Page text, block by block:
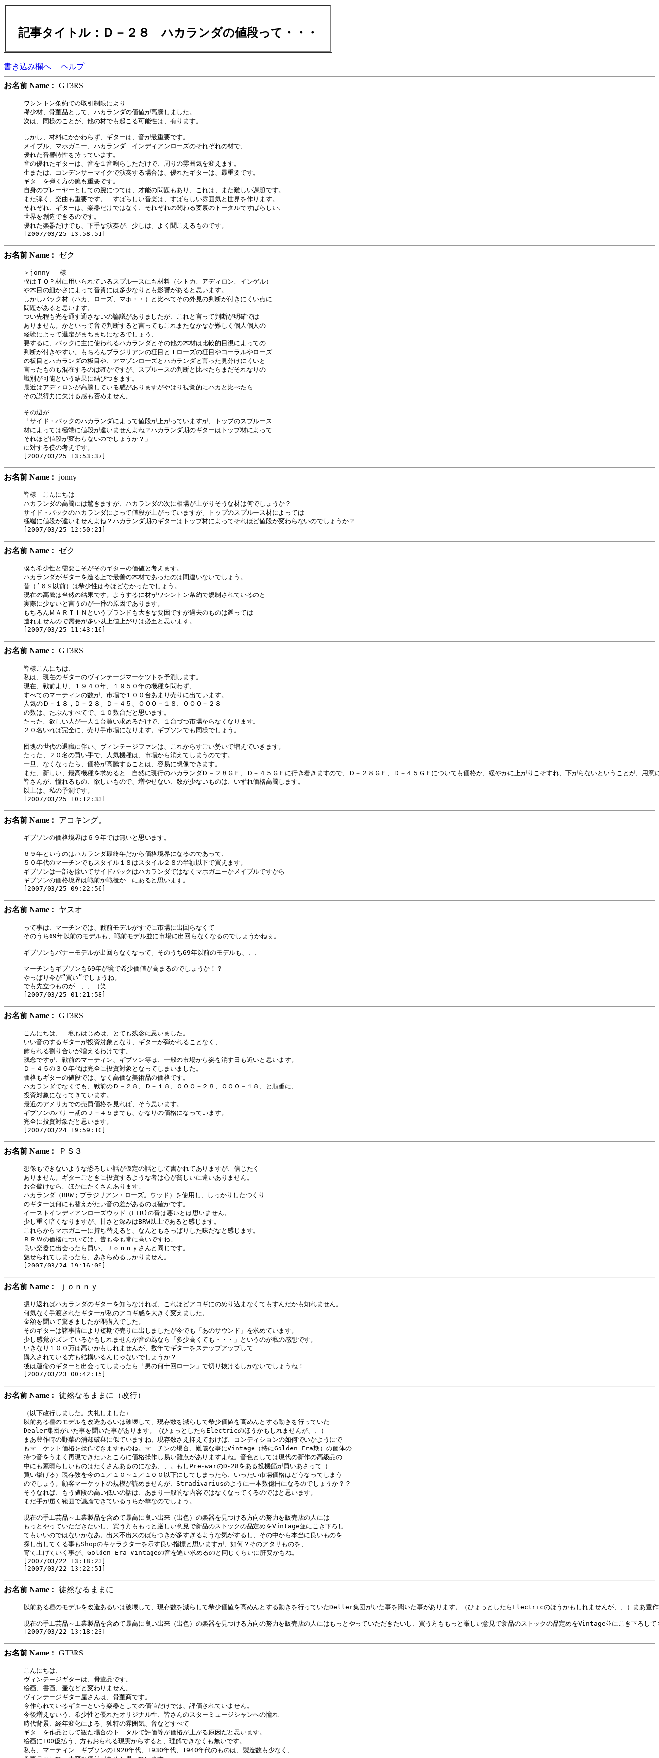
記事タイトル：Ｄ－２８ ハカランダの値段って・・・
書き込み欄へ ヘルプ
お名前 Name： GT3RS
ワシントン条約での取引制限により、
稀少材、骨董品として、ハカランダの価値が高騰しました。
次は、同様のことが、他の材でも起こる可能性は、有ります。
しかし、材料にかかわらず、ギターは、音が最重要です。
メイプル、マホガニー、ハカランダ、インディアンローズのそれぞれの材で、
優れた音響特性を持っています。
音の優れたギターは、音を１音鳴らしただけで、周りの雰囲気を変えます。
生または、コンデンサーマイクで演奏する場合は、優れたギターは、最重要です。
ギターを弾く方の腕も重要です。
自身のプレーヤーとしての腕につては、才能の問題もあり、これは、また難しい課題です。
また弾く、楽曲も重要です。　すばらしい音楽は、すばらしい雰囲気と世界を作ります。
それぞれ、ギターは、楽器だけではなく、それぞれの関わる要素のトータルですばらしい、
世界を創造できるのです。
優れた楽器だけでも、下手な演奏が、少しは、よく聞こえるものです。
お名前 Name： ゼク
＞jonny 　様
僕はＴＯＰ材に用いられているスプルースにも材料（シトカ、アディロン、インゲル）
や木目の細かさによって音質には多少なりとも影響があると思います。
しかしバック材（ハカ、ローズ、マホ・・）と比べてその外見の判断が付きにくい点に
問題があると思います。
つい先程も光を通す通さないの論議がありましたが、これと言って判断が明確では
ありません。かといって音で判断すると言ってもこれまたなかなか難しく個人個人の
経験によって選定がまちまちになるでしょう。
要するに、バックに主に使われるハカランダとその他の木材は比較的目視によっての
判断が付きやすい。もちろんブラジリアンの柾目とＩローズの柾目やコーラルやローズ
の板目とハカランダの板目や、アマゾンローズとハカランダと言った見分けにくいと
言ったものも混在するのは確かですが、スプルースの判断と比べたらまだそれなりの
識別が可能という結果に結びつきます。
最近はアディロンが高騰している感がありますがやはり視覚的にハカと比べたら
その説得力に欠ける感も否めません。
その辺が
「サイド・バックのハカランダによって値段が上がっていますが、トップのスプルース
材によっては極端に値段が違いませんよね？ハカランダ期のギターはトップ材によって
それほど値段が変わらないのでしょうか？」
に対する僕の考えです。
お名前 Name： jonny
皆様　こんにちは
ハカランダの高騰には驚きますが、ハカランダの次に相場が上がりそうな材は何でしょうか？
サイド・バックのハカランダによって値段が上がっていますが、トップのスプルース材によっては
極端に値段が違いませんよね？ハカランダ期のギターはトップ材によってそれほど値段が変わらないのでしょうか？
お名前 Name： ゼク
僕も希少性と需要こそがそのギターの価値と考えます。
ハカランダがギターを造る上で最善の木材であったのは間違いないでしょう。
昔（’６９以前）は希少性は今ほどなかったでしょう。
現在の高騰は当然の結果です。ようするに材がワシントン条約で規制されているのと
実際に少ないと言うのが一番の原因であります。
もちろんＭＡＲＴＩＮというブランドも大きな要因ですが過去のものは遡っては
造れませんので需要が多い以上値上がりは必至と思います。
お名前 Name： GT3RS
皆様こんにちは、
私は、現在のギターのヴィンテージマーケツトを予測します。
現在、戦前より、１９４０年、１９５０年の機種を問わず、
すべてのマーティンの数が、市場で１００台あまり売りに出ています。
人気のＤ－１８，Ｄ－２８、Ｄ－４５、ＯＯＯ－１８、ＯＯＯ－２８
の数は、たぶんすべてで、１０数台だと思います。
たった、欲しい人が一人１台買い求めるだけで、１台づつ市場からなくなります。
２０名いれば完全に、売り手市場になります。ギブソンでも同様でしょう。
団塊の世代の退職に伴い、ヴィンテージファンは、これからすごい勢いで増えていきます。
たった、２０名の買い手で、人気機種は、市場から消えてしまうのです。
一旦、なくなったら、価格が高騰することは、容易に想像できます。
また、新しい、最高機種を求めると、自然に現行のハカランダＤ－２８ＧＥ、Ｄ－４５ＧＥに行き着きますので、Ｄ－２８ＧＥ、Ｄ－４５ＧＥについても価格が、緩やかに上がりこそすれ、下がらないということが、用
皆さんが、憧れるもの、欲しいもので、増やせない、数が少ないものは、いずれ価格高騰します。
以上は、私の予測です。
お名前 Name： アコキング。
ギブソンの価格境界は６９年では無いと思います。
６９年というのはハカランダ最終年だから価格境界になるのであって、
５０年代のマーチンでもスタイル１８はスタイル２８の半額以下で買えます。
ギブソンは一部を除いてサイドパックはハカランダではなくマホガニーかメイプルですから
ギブソンの価格境界は戦前か戦後か、にあると思います。
お名前 Name： ヤスオ
って事は、マーチンでは、戦前モデルがすでに市場に出回らなくて
そのうち69年以前のモデルも、戦前モデル並に市場に出回らなくなるのでしょうかねぇ。
ギブソンもバナーモデルが出回らなくなって、そのうち69年以前のモデルも、、、
マーチンもギブソンも69年が境で希少価値が高まるのでしょうか！？
やっぱり今が”買い”でしょうね。
でも先立つものが、、、（笑
お名前 Name： GT3RS
こんにちは、　私もはじめは、とても残念に思いました。
いい音のするギターが投資対象となり、ギターが弾かれることなく、
飾られる割り合いが増えるわけです。
残念ですが、戦前のマーティン、ギブソン等は、一般の市場から姿を消す日も近いと思います。
Ｄ－４５の３０年代は完全に投資対象となってしまいました。
価格もギターの値段では、なく高価な美術品の価格です。
ハカランダでなくても、戦前のＤ－２８、Ｄ－１８、ＯＯＯ－２８、ＯＯＯ－１８、と順番に、
投資対象になってきています。
最近のアメリカでの売買価格を見れば、そう思います。
ギブソンのバナー期のＪ－４５までも、かなりの価格になっています。
完全に投資対象だと思います。
お名前 Name： ＰＳ３
想像もできないような恐ろしい話が仮定の話として書かれてありますが、信じたく
ありません。ギターごときに投資するような者は心が貧しいに違いありません。
お金儲けなら、ほかにたくさんあります。
ハカランダ（BRW；ブラジリアン・ローズ。ウッド）を使用し、しっかりしたつくり
のギターは何にも替えがたい音の差があるのは確かです。
イーストインディアンローズウッド（EIR)の音は悪いとは思いません。
少し重く暗くなりますが、甘さと深みはBRW以上であると感じます。
これらからマホガニーに持ち替えると、なんともさっぱりした味だなと感じます。
ＢＲＷの価格については、昔も今も常に高いですね。
良い楽器に出会ったら買い、Ｊｏｎｎｙさんと同じです。
魅せられてしまったら、あきらめるしかりません。
お名前 Name： ｊｏｎｎｙ
振り返ればハカランダのギターを知らなければ、これほどアコギにのめり込まなくてもすんだかも知れません。
何気なく手渡されたギターが私のアコギ感を大きく変えました。
金額を聞いて驚きましたが即購入でした。
そのギターは諸事情により短期で売りに出しましたが今でも「あのサウンド」を求めています。
少し感覚がズレているかもしれませんが音の為なら「多少高くても・・・」というのが私の感想です。
いきなり１００万は高いかもしれませんが、数年でギターをステップアップして
購入されている方も結構いるんじゃないでしょうか？
後は運命のギターと出会ってしまったら「男の何十回ローン」で切り抜けるしかないでしょうね！
お名前 Name： 徒然なるままに（改行）
（以下改行しました。失礼しました）
以前ある種のモデルを改造あるいは破壊して、現存数を減らして希少価値を高めんとする動きを行っていた
Dealer集団がいた事を聞いた事があります。（ひょっとしたらElectricのほうかもしれませんが、、）
まあ豊作時の野菜の消却破棄に似ていますね。現存数さえ抑えておけば、コンディションの如何でいかようにで
もマーケット価格を操作できますものね。マーチンの場合、難儀な事にVintage（特にGolden Era期）の個体の
持つ音をうまく再現できたいところに価格操作し易い難点がありますよね。音色としては現代の新作の高級品の
中にも素晴らしいものはたくさんあるのになあ、、。もしPre-warのD-28をある投機筋が買いあさって（
買い挙げる）現存数を今の１／１０～１／１００以下にしてしまったら、いったい市場価格はどうなってしまう
のでしょう。顧客マーケットの規模が読めませんが、Stradivariusのように一本数億円になるのでしょうか？？
そうなれば、もう値段の高い低いの話は、あまり一般的な内容ではなくなってくるのではと思います。
まだ手が届く範囲で議論できているうちが華なのでしょう。
現在の手工芸品～工業製品を含めて最高に良い出来（出色）の楽器を見つける方向の努力を販売店の人には
もっとやっていただきたいし、買う方ももっと厳しい意見で新品のストックの品定めをVintage並にこき下ろし
てもいいのではないかなあ。出来不出来のばらつきが多すぎるような気がするし、その中から本当に良いものを
探し出してくる事もShopのキャラクターを示す良い指標と思いますが、如何？そのアタリものを、
育て上げていく事が、Golden Era Vintageの音を追い求めるのと同じくらいに肝要かもね。
[2007/03/22 13:18:23]
お名前 Name： 徒然なるままに
以前ある種のモデルを改造あるいは破壊して、現存数を減らして希少価値を高めんとする動きを行っていたDeller集団がいた事を聞いた事があります。（ひょっとしたらElectricのほうかもしれませんが、、）まあ
現在の手工芸品～工業製品を含めて最高に良い出来（出色）の楽器を見つける方向の努力を販売店の人にはもっとやっていただきたいし、買う方ももっと厳しい意見で新品のストックの品定めをVintage並にこき下
お名前 Name： GT3RS
こんにちは、
ヴィンテージギターは、骨董品です。
絵画、書画、壷などと変わりません。
ヴィンテージギター屋さんは、骨董商です。
今作られているギターという楽器としての価値だけでは、評価されていません。
今後増えないう、希少性と優れたオリジナル性、皆さんのスターミュージシャンへの憧れ
時代背景、経年変化による、独特の雰囲気、音などすべて
ギターを作品として観た場合のトータルで評価等が価格が上がる原因だと思います。
絵画に100億払う、方もおられる現実からすると、理解できなくも無いです。
私も、マーティン、ギブソンの1920年代、1930年代、1940年代のものは、製造数も少なく、